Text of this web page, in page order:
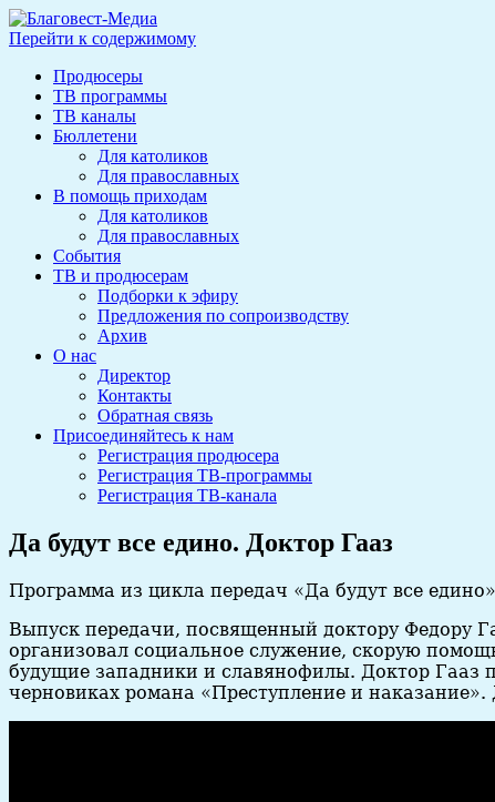
Перейти к содержимому
Продюсеры
ТВ программы
ТВ каналы
Бюллетени
Для католиков
Для православных
В помощь приходам
Для католиков
Для православных
События
ТВ и продюсерам
Подборки к эфиру
Предложения по сопроизводству
Архив
О нас
Директор
Контакты
Обратная связь
Присоединяйтесь к нам
Регистрация продюсера
Регистрация ТВ-программы
Регистрация ТВ-канала
Да будут все едино. Доктор Гааз
Программа из цикла передач «Да будут все
Выпуск передачи, посвященный доктору Федору
организовал социальное служение, скорую
будущие западники и славянофилы. Доктор Гааз
черновиках романа «Преступление и